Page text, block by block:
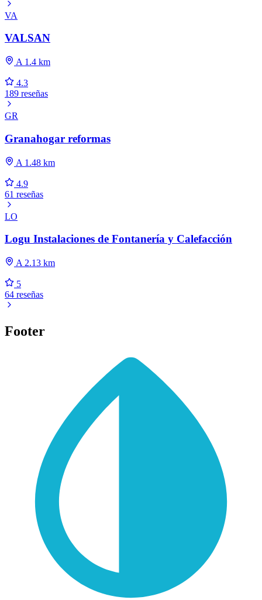
VA
VALSAN
A 1.4 km
4.3
189 reseñas
GR
Granahogar reformas
A 1.48 km
4.9
61 reseñas
LO
Logu Instalaciones de Fontanería y Calefacción
A 2.13 km
5
64 reseñas
Footer